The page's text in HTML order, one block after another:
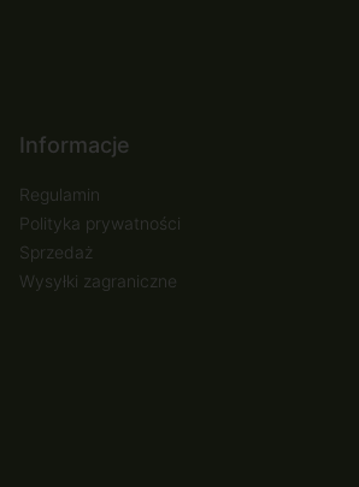
Informacje
Regulamin
Polityka prywatności
Sprzedaż
Wysyłki zagraniczne